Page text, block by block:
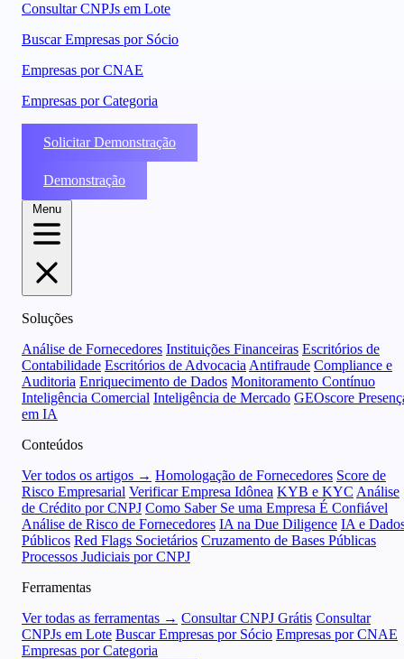
Consultar CNPJs em Lote
Buscar Empresas por Sócio
Empresas por CNAE
Empresas por Categoria
Solicitar Demonstração
Demonstração
Menu
Soluções
Análise de Fornecedores Instituições Financeiras Escritórios de
Contabilidade Escritórios de Advocacia Antifraude Compliance e
Auditoria Enriquecimento de Dados Monitoramento Contínuo
Inteligência Comercial Inteligência de Mercado GEOscore
em IA
Conteúdos
Ver todos os artigos → Homologação de Fornecedores Score de
Risco Empresarial Verificar Empresa Idônea KYB e KYC Análise
de Crédito por CNPJ Como Saber Se uma Empresa É Confiável
Análise de Risco de Fornecedores IA na Due Diligence IA e
Públicos Red Flags Societários Cruzamento de Bases Públicas
Processos Judiciais por CNPJ
Ferramentas
Ver todas as ferramentas → Consultar CNPJ Grátis Consultar
CNPJs em Lote Buscar Empresas por Sócio Empresas por CNAE
Empresas por Categoria